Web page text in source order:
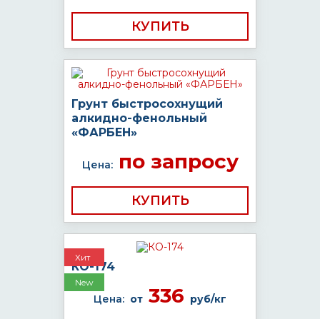
КУПИТЬ
Грунт быстросохнущий
алкидно-фенольный
«ФАРБЕН»
Цена:по запросу
КУПИТЬ
Хит
New
КО-174
Цена: от 336 руб/кг